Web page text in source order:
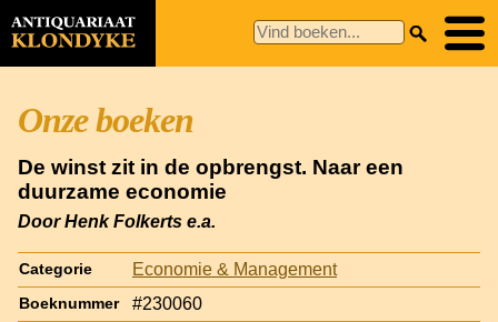
Onze boeken
De winst zit in de opbrengst. Naar een
duurzame economie
Door Henk Folkerts e.a.
Categorie Economie & Management
Boeknummer #230060